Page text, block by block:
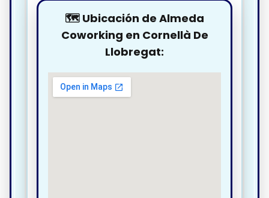
🗺️ Ubicación de Almeda
Coworking en Cornellà De
Llobregat: